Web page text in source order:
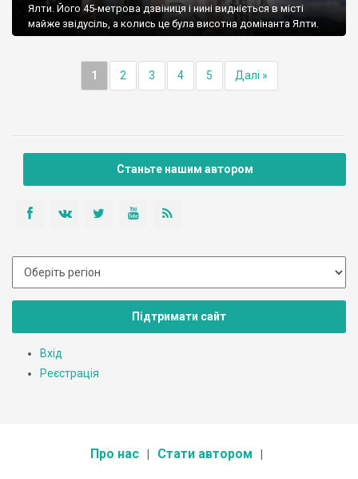
Ялти. Його 45-метрова дзвіниця і нині видніється в місті
майже звідусіль, а колись це була висотна домінанта Ялти.
1 2 3 4 5 Далі »
Станьте нашим автором
Підтримати сайт
Вхід
Реєстрація
Про нас Стати автором